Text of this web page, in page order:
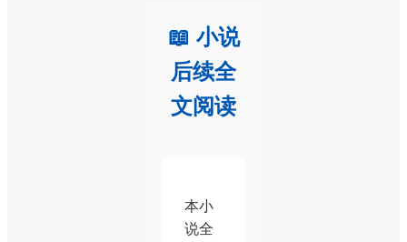
📖 小说
后续全
文阅读
本小
说全